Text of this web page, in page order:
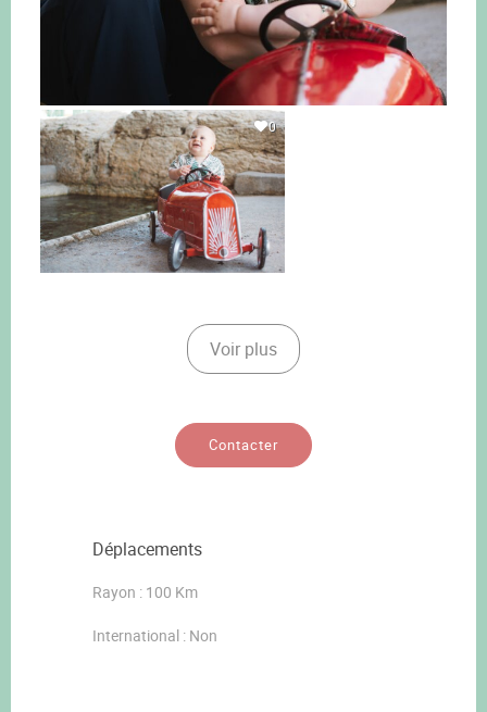
0
Voir plus
Contacter
Déplacements
Rayon : 100 Km
International : Non